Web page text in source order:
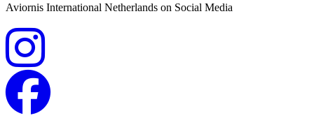
Aviornis International Netherlands on Social Media